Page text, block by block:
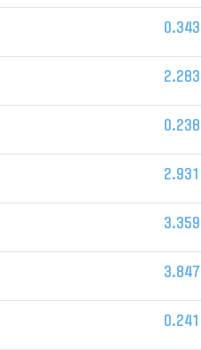
0.343
2.283
0.238
2.931
3.359
3.847
0.241